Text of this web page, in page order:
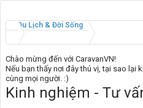
Du Lịch & Đời Sống
Chào mừng đến với CaravanVN!
Nếu bạn thấy nơi đây thú vị, tại sao lại
cùng mọi người. :)
Kinh nghiệm - Tư